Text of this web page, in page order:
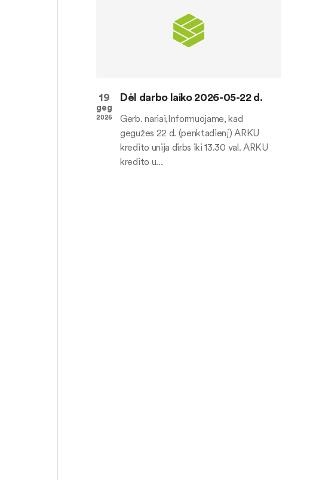
19
geg
2026
Dėl darbo laiko 2026-05-22 d.
Gerb. nariai,Informuojame, kad
gegužės 22 d. (penktadienį) ARKU
kredito unija dirbs iki 13.30 val. ARKU
kredito u...